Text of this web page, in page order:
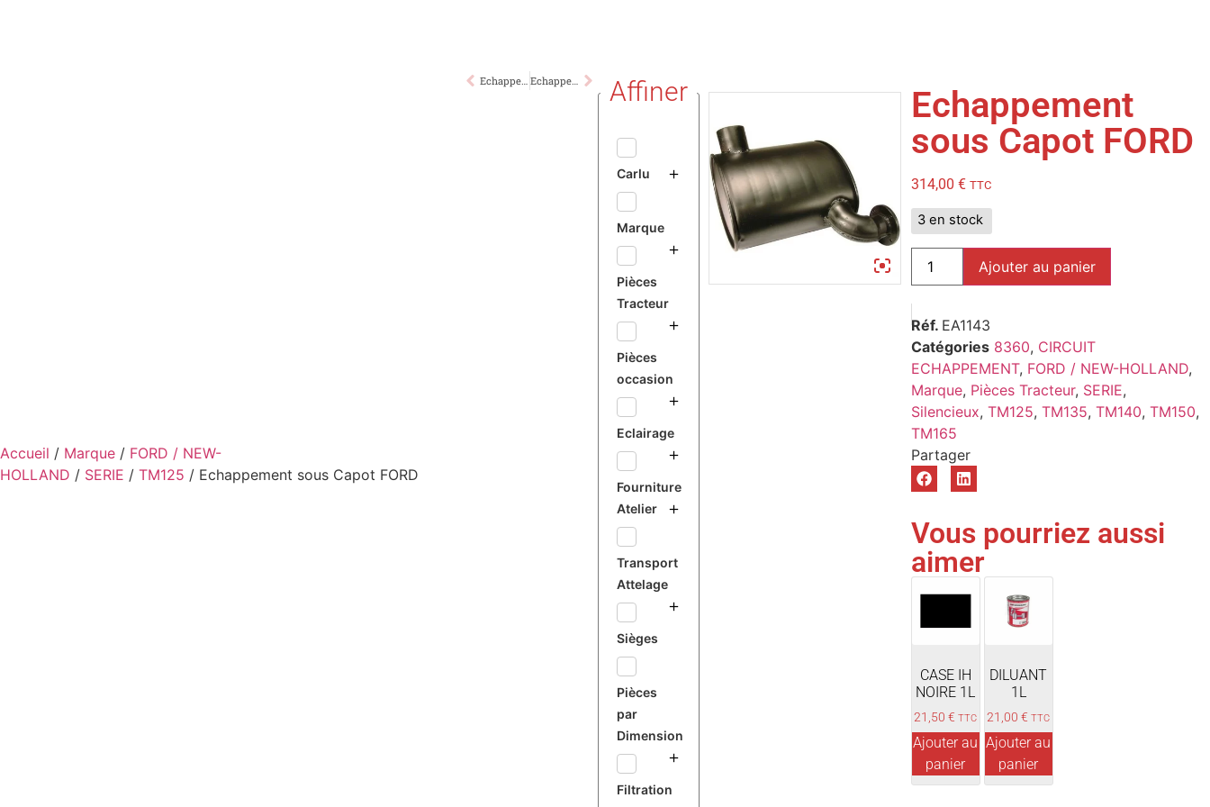
Accueil / Marque / FORD / NEW-
HOLLAND / SERIE / TM125 / Echappement sous Capot FORD
Echappement sous Capot FORD Echappement Vertical FORD Affiner
Carlu
Marque
Pièces
Tracteur
Pièces
occasion
Eclairage
Fourniture
Atelier
Transport
Attelage
Sièges
Pièces
par
Dimension
Filtration
Echappement
sous Capot FORD
314,00 € TTC
3 en stock
Ajouter au panier
Réf. EA1143
Catégories 8360, CIRCUIT
ECHAPPEMENT, FORD / NEW-HOLLAND,
Marque, Pièces Tracteur, SERIE,
Silencieux, TM125, TM135, TM140, TM150,
TM165
Vous pourriez aussi
aimer
CASE IH
NOIRE 1L
21,50€ TTC
Ajouter au
panier
DILUANT
1L
21,00€ TTC
Ajouter au
panier